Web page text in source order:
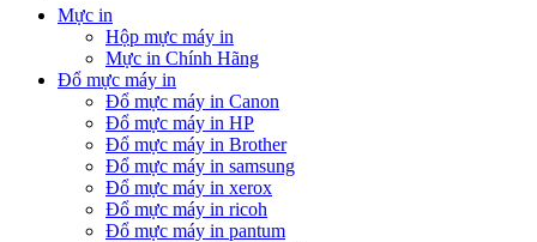
Mực in
Hộp mực máy in
Mực in Chính Hãng
Đổ mực máy in
Đổ mực máy in Canon
Đổ mực máy in HP
Đổ mực máy in Brother
Đổ mực máy in samsung
Đổ mực máy in xerox
Đổ mực máy in ricoh
Đổ mực máy in pantum